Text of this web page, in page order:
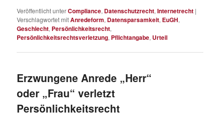
Veröffentlicht unterCompliance, Datenschutzrecht,Internetrecht |
Verschlagwortet mitAnredeform, Datensparsamkeit, EuGH,
Geschlecht, Persönlichkeitsrecht,
Persönlichkeitsrechtsverletzung, Pflichtangabe, Urteil
Erzwungene Anrede „Herr“
oder „Frau“ verletzt
Persönlichkeitsrecht